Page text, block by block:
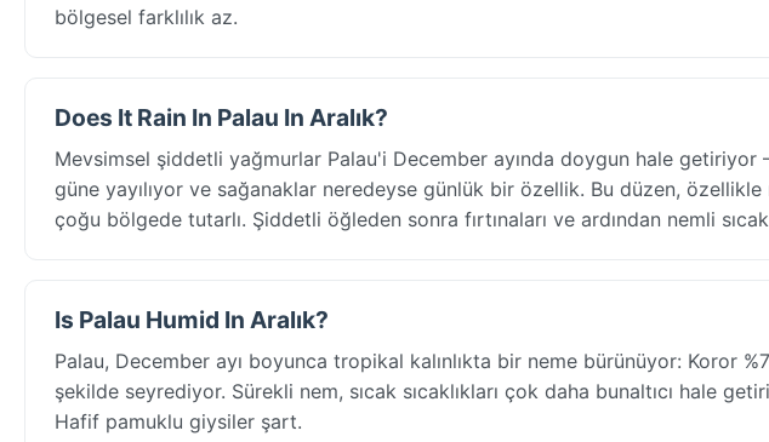
bölgesel farklılık az.
Does It Rain In Palau In Aralık?
Mevsimsel şiddetli yağmurlar Palau'i December ayında doygun hale
güne yayılıyor ve sağanaklar neredeyse günlük bir özellik. Bu düzen,
çoğu bölgede tutarlı. Şiddetli öğleden sonra fırtınaları ve ardından nemli
Is Palau Humid In Aralık?
Palau, December ayı boyunca tropikal kalınlıkta bir neme bürünüyor: Koror
şekilde seyrediyor. Sürekli nem, sıcak sıcaklıkları çok daha bunaltıcı hale
Hafif pamuklu giysiler şart.